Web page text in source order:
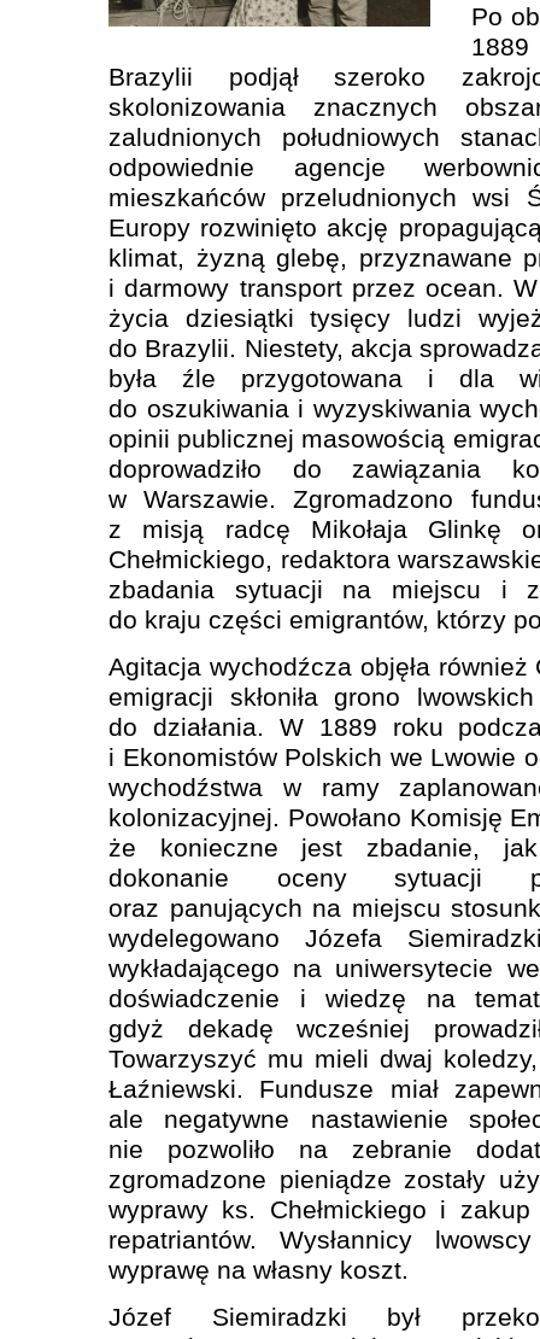
Po
Brazylii podjął szeroko
skolonizowania znacznych
zaludnionych południowych
odpowiednie agencje
mieszkańców przeludnionych wsi
Europy rozwinięto akcję
klimat, żyzną glebę, przyznawane
i darmowy transport przez ocean.
życia dziesiątki tysięcy ludzi
do Brazylii. Niestety, akcja
była źle przygotowana i dla
do oszukiwania i wyzyskiwania
opinii publicznej masowością
doprowadziło do zawiązania
w Warszawie. Zgromadzono
z misją radcę Mikołaja Glinkę
Chełmickiego, redaktora
zbadania sytuacji na miejscu i
do kraju części emigrantów, którzy
Agitacja wychodźcza objęła
emigracji skłoniła grono
do działania. W 1889 roku
i Ekonomistów Polskich we Lwowie
wychodźstwa w ramy
kolonizacyjnej. Powołano Komisję
że konieczne jest zbadanie,
dokonanie oceny sytuacji
oraz panujących na miejscu
wydelegowano Józefa
wykładającego na uniwersytecie
doświadczenie i wiedzę na temat
gdyż dekadę wcześniej
Towarzyszyć mu mieli dwaj
Łaźniewski. Fundusze miał
ale negatywne nastawienie
nie pozwoliło na zebranie
zgromadzone pieniądze zostały
wyprawy ks. Chełmickiego i
repatriantów. Wysłannicy
wyprawę na własny koszt.
Józef Siemiradzki był